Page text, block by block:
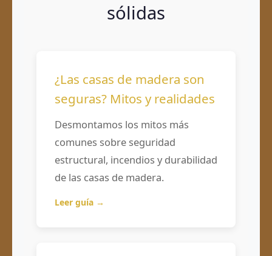
sólidas
¿Las casas de madera son
seguras? Mitos y realidades
Desmontamos los mitos más
comunes sobre seguridad
estructural, incendios y durabilidad
de las casas de madera.
Leer guía →